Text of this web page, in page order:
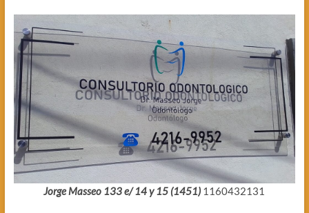
Jorge Masseo 133 e/ 14 y 15 (1451) 1160432131